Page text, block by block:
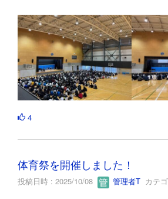
4
体育祭を開催しました！
投稿日時 : 2025/10/08 管理者T カテ